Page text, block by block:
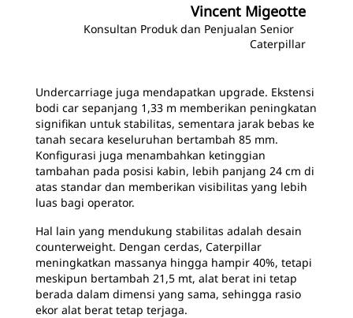
Vincent Migeotte
Konsultan Produk dan Penjualan Senior
Caterpillar
Undercarriage juga mendapatkan upgrade. Ekstensi
bodi car sepanjang 1,33 m memberikan peningkatan
signifikan untuk stabilitas, sementara jarak bebas ke
tanah secara keseluruhan bertambah 85 mm.
Konfigurasi juga menambahkan ketinggian
tambahan pada posisi kabin, lebih panjang 24 cm di
atas standar dan memberikan visibilitas yang lebih
luas bagi operator.
Hal lain yang mendukung stabilitas adalah desain
counterweight. Dengan cerdas, Caterpillar
meningkatkan massanya hingga hampir 40%, tetapi
meskipun bertambah 21,5 mt, alat berat ini tetap
berada dalam dimensi yang sama, sehingga rasio
ekor alat berat tetap terjaga.